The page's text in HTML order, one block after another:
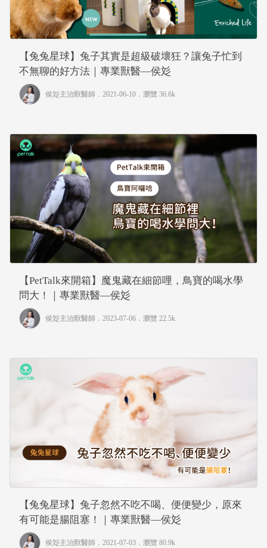
【兔兔星球】兔子其實是超級破壞狂？讓兔子忙到
不無聊的好方法｜專業獸醫—侯彣
侯彣主治獸醫師 ．2021-06-10． 瀏覽 36.6k
【PetTalk來開箱】魔鬼藏在細節哩，鳥寶的喝水學
問大！｜專業獸醫—侯彣
侯彣主治獸醫師 ．2023-07-06． 瀏覽 22.5k
【兔兔星球】兔子忽然不吃不喝、便便變少，原來
有可能是腸阻塞！｜專業獸醫—侯彣
侯彣主治獸醫師 ．2021-07-03． 瀏覽 80.9k